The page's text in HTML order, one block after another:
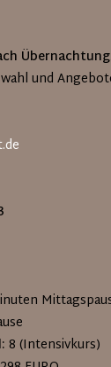
und
8 (Intensivkurs)